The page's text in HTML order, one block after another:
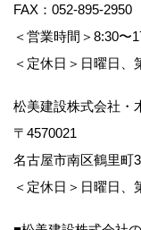
FAX：052-895-2950
＜営業時間＞8:30〜
＜定休日＞日曜日、
松美建設株式会社・
〒4570021
名古屋市南区鶴里町
＜定休日＞日曜日、